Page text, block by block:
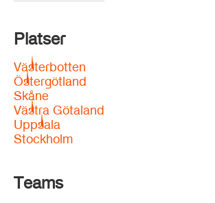
Platser
Västerbotten
Östergötland
Skåne
Västra Götaland
Uppsala
Stockholm
Teams